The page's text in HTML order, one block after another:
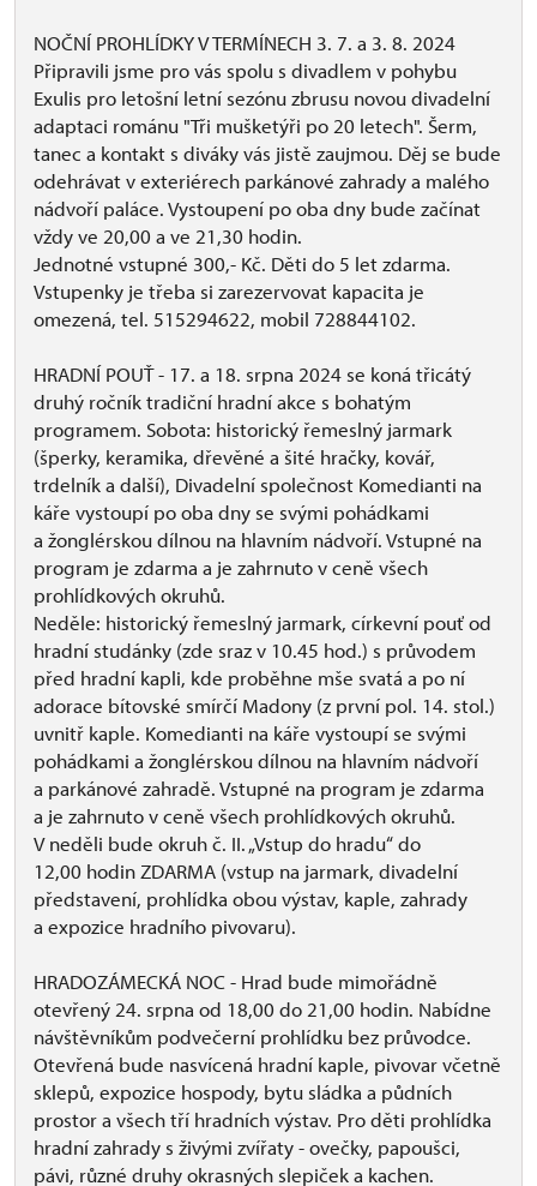
NOČNÍ PROHLÍDKY V TERMÍNECH 3. 7. a 3. 8. 2024
Připravili jsme pro vás spolu s divadlem v pohybu
Exulis pro letošní letní sezónu zbrusu novou divadelní
adaptaci románu "Tři mušketýři po 20 letech". Šerm,
tanec a kontakt s diváky vás jistě zaujmou. Děj se bude
odehrávat v exteriérech parkánové zahrady a malého
nádvoří paláce. Vystoupení po oba dny bude začínat
vždy ve 20,00 a ve 21,30 hodin.
Jednotné vstupné 300,- Kč. Děti do 5 let zdarma.
Vstupenky je třeba si zarezervovat kapacita je
omezená, tel. 515294622, mobil 728844102.
HRADNÍ POUŤ - 17. a 18. srpna 2024 se koná třicátý
druhý ročník tradiční hradní akce s bohatým
programem. Sobota: historický řemeslný jarmark
(šperky, keramika, dřevěné a šité hračky, kovář,
trdelník a další), Divadelní společnost Komedianti na
káře vystoupí po oba dny se svými pohádkami
a žonglérskou dílnou na hlavním nádvoří. Vstupné na
program je zdarma a je zahrnuto v ceně všech
prohlídkových okruhů.
Neděle: historický řemeslný jarmark, církevní pouť od
hradní studánky (zde sraz v 10.45 hod.) s průvodem
před hradní kapli, kde proběhne mše svatá a po ní
adorace bítovské smírčí Madony (z první pol. 14. stol.)
uvnitř kaple. Komedianti na káře vystoupí se svými
pohádkami a žonglérskou dílnou na hlavním nádvoří
a parkánové zahradě. Vstupné na program je zdarma
a je zahrnuto v ceně všech prohlídkových okruhů.
V neděli bude okruh č. II. „Vstup do hradu“ do
12,00 hodin ZDARMA (vstup na jarmark, divadelní
představení, prohlídka obou výstav, kaple, zahrady
a expozice hradního pivovaru).
HRADOZÁMECKÁ NOC - Hrad bude mimořádně
otevřený 24. srpna od 18,00 do 21,00 hodin. Nabídne
návštěvníkům podvečerní prohlídku bez průvodce.
Otevřená bude nasvícená hradní kaple, pivovar včetně
sklepů, expozice hospody, bytu sládka a půdních
prostor a všech tří hradních výstav. Pro děti prohlídka
hradní zahrady s živými zvířaty - ovečky, papoušci,
pávi, různé druhy okrasných slepiček a kachen.